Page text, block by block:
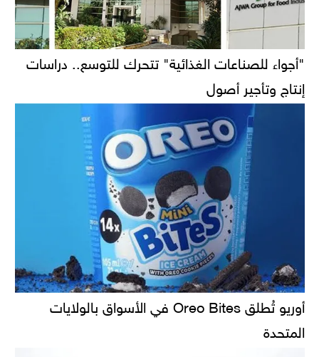
"أجواء للصناعات الغذائية" تتحرك للتوسع.. دراسات
إنتاج وتأجير أصول
أوريو تُطلق Oreo Bites في الأسواق بالولايات
المتحدة